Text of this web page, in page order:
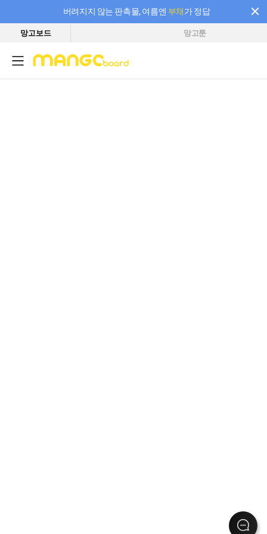
버려지지 않는 판촉물, 여름엔 부채가 정답
필요한 만큼 충전하고 끊김 없이 작업하세요! 새로워진 AI 부스터 요금제
망고보드 망고툰